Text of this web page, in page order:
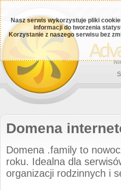
Nasz serwis wykorzystuje pliki
informacji do tworzenia
Korzystanie z naszego serwisu bez
Domena
Domena .family to
roku. Idealna dla
organizacji rodzinnych i